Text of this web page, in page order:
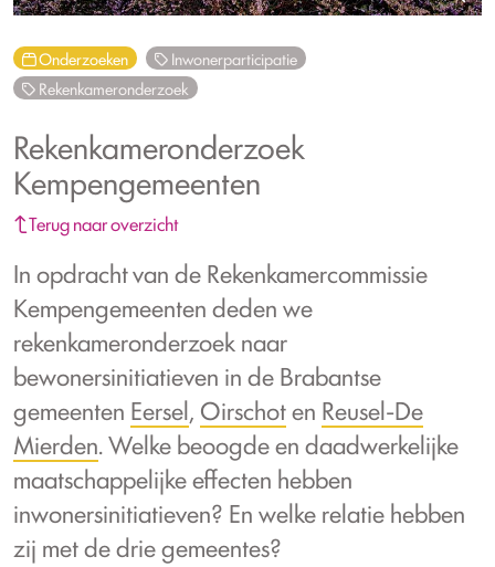
Onderzoeken
Inwonerparticipatie
Rekenkameronderzoek
Rekenkameronderzoek
Kempengemeenten
Terug naar overzicht
In opdracht van de Rekenkamercommissie
Kempengemeenten deden we
rekenkameronderzoek naar
bewonersinitiatieven in de Brabantse
gemeenten Eersel, Oirschoten Reusel-De
Mierden. Welke beoogde en daadwerkelijke
maatschappelijke effecten hebben
inwonersinitiatieven? En welke relatie hebben
zij met de drie gemeentes?